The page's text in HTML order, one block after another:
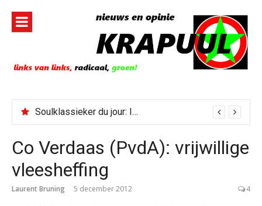
inhoud
Soulklassieker du jour: I Wish It Would Rain
Co Verdaas (PvdA): vrijwillige
vleesheffing
Laurent Bruning 5 december 2012 4